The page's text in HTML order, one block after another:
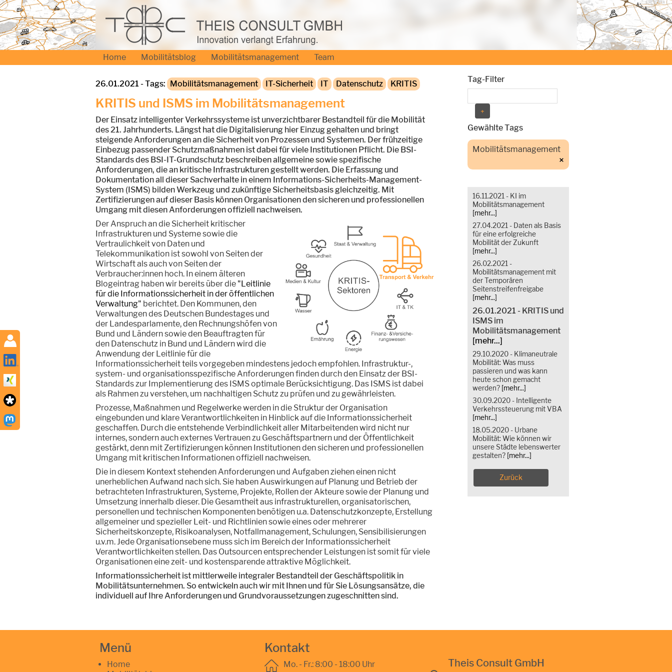
Home Mobilitätsblog Mobilitätsmanagement Team
26.01.2021 - Tags: Mobilitätsmanagement IT-Sicherheit IT Datenschutz KRITIS
KRITIS und ISMS im Mobilitätsmanagement
Der Einsatz intelligenter Verkehrssysteme ist unverzichtbarer Bestandteil für die Mobilität
des 21. Jahrhunderts. Längst hat die Digitalisierung hier Einzug gehalten und bringt
steigende Anforderungen an die Sicherheit von Prozessen und Systemen. Der frühzeitige
Einbezug passender Schutzmaßnahmen ist dabei für viele Institutionen Pflicht. Die BSI-
Standards des BSI-IT-Grundschutz beschreiben allgemeine sowie spezifische
Anforderungen, die an kritische Infrastrukturen gestellt werden. Die Erfassung und
Dokumentation all dieser Sachverhalte in einem Informations-Sicherheits-Management-
System (ISMS) bilden Werkzeug und zukünftige Sicherheitsbasis gleichzeitig. Mit
Zertifizierungen auf dieser Basis können Organisationen den sicheren und professionellen
Umgang mit diesen Anforderungen offiziell nachweisen.
Der Anspruch an die Sicherheit kritischer
Infrastrukturen und Systeme sowie die
Vertraulichkeit von Daten und
Telekommunikation ist sowohl von Seiten der
Wirtschaft als auch von Seiten der
Verbraucher:innen hoch. In einem älteren
Blogeintrag haben wir bereits über die "Leitlinie
für die Informationssicherheit in der öffentlichen
Verwaltung" berichtet. Den Kommunen, den
Verwaltungen des Deutschen Bundestages und
der Landesparlamente, den Rechnungshöfen von
Bund und Ländern sowie den Beauftragten für
den Datenschutz in Bund und Ländern wird die
Anwendung der Leitlinie für die
Informationssicherheit teils vorgegeben mindestens jedoch empfohlen. Infrastruktur-,
system- und organisationsspezifische Anforderungen finden durch den Einsatz der BSI-
Standards zur Implementierung des ISMS optimale Berücksichtigung. Das ISMS ist dabei
als Rahmen zu verstehen, um nachhaltigen Schutz zu prüfen und zu gewährleisten.
Prozesse, Maßnahmen und Regelwerke werden in die Struktur der Organisation
eingebunden und klare Verantwortlichkeiten in Hinblick auf die Informationssicherheit
geschaffen. Durch die entstehende Verbindlichkeit aller Mitarbeitenden wird nicht nur
internes, sondern auch externes Vertrauen zu Geschäftspartnern und der Öffentlichkeit
gestärkt, denn mit Zertifizierungen können Institutionen den sicheren und professionellen
Umgang mit kritischen Informationen offiziell nachweisen.
Die in diesem Kontext stehenden Anforderungen und Aufgaben ziehen einen nicht
unerheblichen Aufwand nach sich. Sie haben Auswirkungen auf Planung und Betrieb der
betrachteten Infrastrukturen, Systeme, Projekte, Rollen der Akteure sowie der Planung und
Umsetzung innerhalb dieser. Die Gesamtheit aus infrastrukturellen, organisatorischen,
personellen und technischen Komponenten benötigen u.a. Datenschutzkonzepte, Erstellung
allgemeiner und spezieller Leit- und Richtlinien sowie eines oder mehrerer
Sicherheitskonzepte, Risikoanalysen, Notfallmanagement, Schulungen, Sensibilisierungen
u.v.m. Jede Organisationsebene muss sich im Bereich der Informationssicherheit
Verantwortlichkeiten stellen. Das Outsourcen entsprechender Leistungen ist somit für viele
Organisationen eine zeit- und kostensparende attraktive Möglichkeit.
Informationssicherheit ist mittlerweile integraler Bestandteil der Geschäftspolitik in
Mobilitätsunternehmen. So entwickeln auch wir mit Ihnen und für Sie Lösungsansätze, die
individuell auf Ihre Anforderungen und Grundvoraussetzungen zugeschnitten sind.
Tag-Filter
Gewählte Tags
Mobilitätsmanagement
16.11.2021 - KI im
Mobilitätsmanagement
[mehr...]
27.04.2021 - Daten als Basis
für eine erfolgreiche
Mobilität der Zukunft
[mehr...]
26.02.2021 -
Mobilitätsmanagement mit
der Temporären
Seitenstreifenfreigabe
[mehr...]
26.01.2021 - KRITIS und
ISMS im
Mobilitätsmanagement
[mehr...]
29.10.2020 - Klimaneutrale
Mobilität: Was muss
passieren und was kann
heute schon gemacht
werden? [mehr...]
30.09.2020 - Intelligente
Verkehrssteuerung mit VBA
[mehr...]
18.05.2020 - Urbane
Mobilität: Wie können wir
unsere Städte lebenswerter
gestalten? [mehr...]
Zurück
Menü
Home
Kontakt
Mo. - Fr.: 8:00 - 18:00 Uhr Theis Consult GmbH